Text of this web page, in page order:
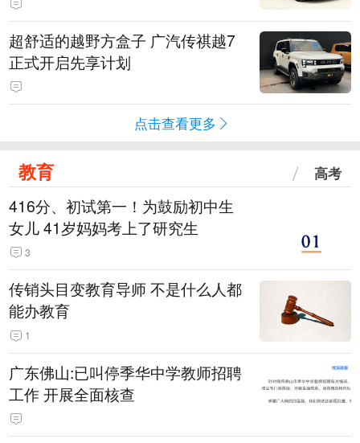
超舒适的越野方盒子 广汽传祺越7
正式开启先享计划
点击查看更多
教育 高考
416分、初试第一！为鼓励初中生
女儿 41岁妈妈考上了研究生
3
传销头目变教育导师 不是什么人都
能办教育
1
广东佛山:已叫停季华中学教师招聘
工作 开展全面核查